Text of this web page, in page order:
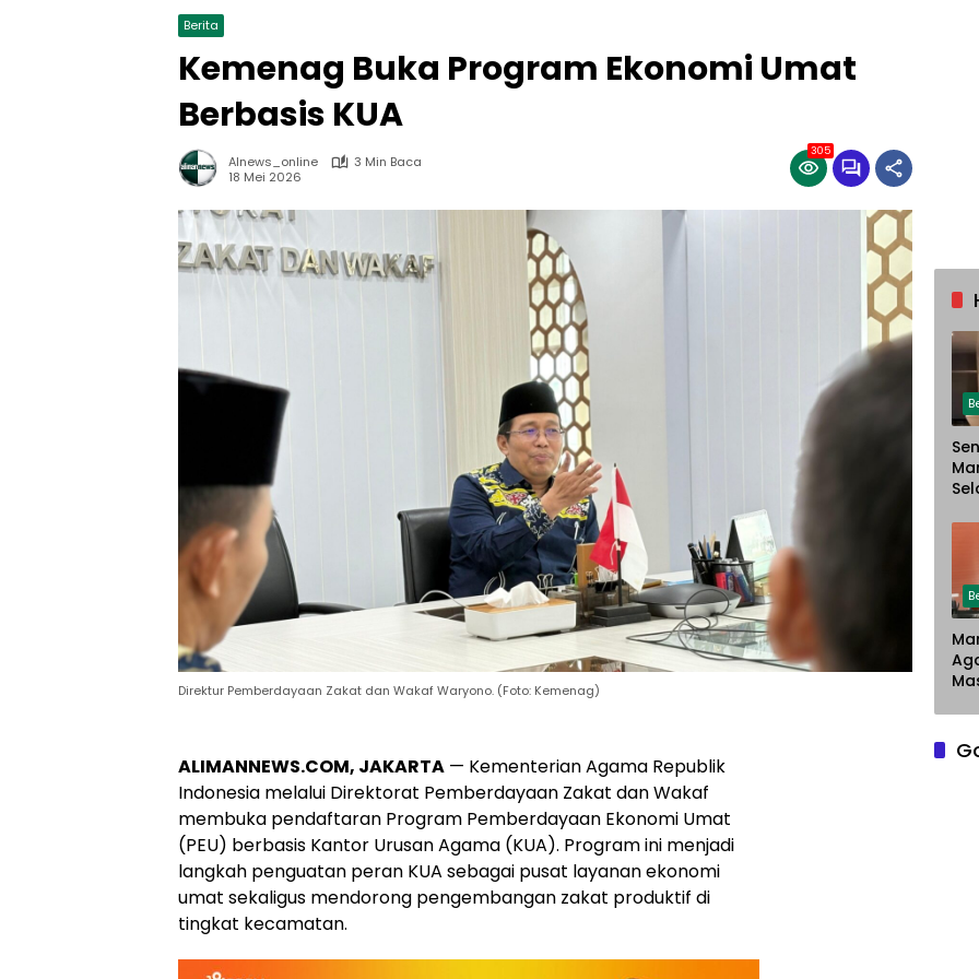
Berita
Kemenag Buka Program Ekonomi Umat
Berbasis KUA
Alnews_online
3 Min Baca
18 Mei 2026
305
Direktur Pemberdayaan Zakat dan Wakaf Waryono. (Foto: Kemenag)
ALIMANNEWS.COM, JAKARTA — Kementerian Agama Republik
Indonesia melalui Direktorat Pemberdayaan Zakat dan Wakaf
membuka pendaftaran Program Pemberdayaan Ekonomi Umat
(PEU) berbasis Kantor Urusan Agama (KUA). Program ini menjadi
langkah penguatan peran KUA sebagai pusat layanan ekonomi
umat sekaligus mendorong pengembangan zakat produktif di
tingkat kecamatan.